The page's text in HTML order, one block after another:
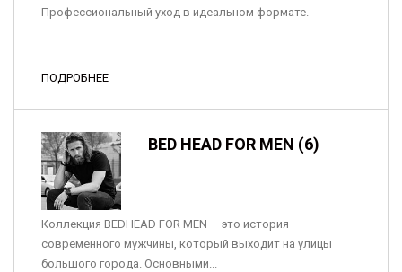
Профессиональный уход в идеальном формате.
ПОДРОБНЕЕ
BED HEAD FOR MEN (6)
Коллекция BEDHEAD FOR MEN — это история
современного мужчины, который выходит на улицы
большого города. Основными...